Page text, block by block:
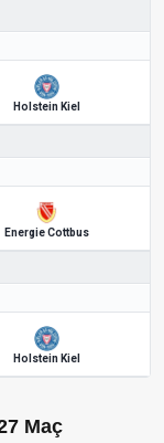
Holstein Kiel
Energie Cottbus
Holstein Kiel
Maç